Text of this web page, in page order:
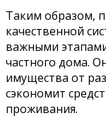
Таким образом,
качественной
важными
частного дома.
имущества от
сэкономит
проживания.